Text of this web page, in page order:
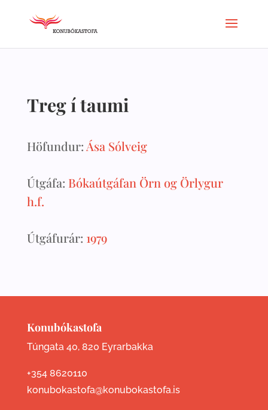
Treg í taumi
Höfundur: Ása Sólveig
Útgáfa: Bókaútgáfan Örn og Örlygur
h.f.
Útgáfurár: 1979
Konubókastofa
Túngata 40, 820 Eyrarbakka
+354 8620110
konubokastofa@konubokastofa.is